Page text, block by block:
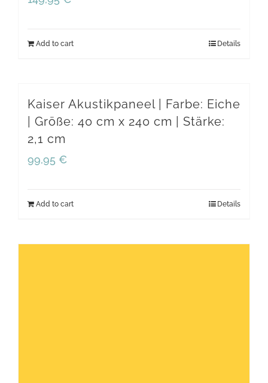
Add to cart Details
Kaiser Akustikpaneel | Farbe: Eiche
| Größe: 40 cm x 240 cm | Stärke:
2,1 cm
99,95 €
Add to cart Details